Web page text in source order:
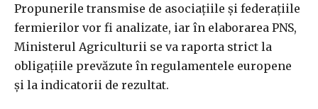
Propunerile transmise de asociaţiile şi federaţiile
fermierilor vor fi analizate, iar în elaborarea PNS,
Ministerul Agriculturii se va raporta strict la
obligaţiile prevăzute în regulamentele europene
şi la indicatorii de rezultat.